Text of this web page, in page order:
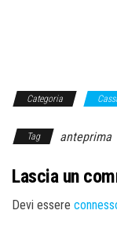
Categoria
Tag anteprima
Lascia un
Devi essere